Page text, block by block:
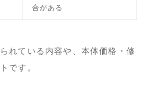
合がある
れている内容や、本体価格・修
です。